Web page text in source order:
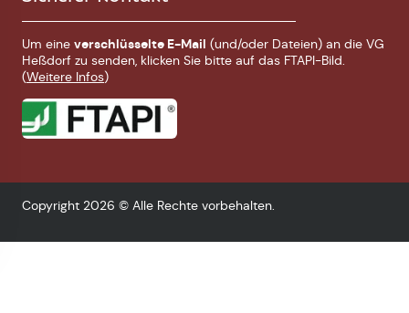
Um eine verschlüsselte E-Mail (und/oder Dateien) an die VG
Heßdorf zu senden, klicken Sie bitte auf das FTAPI-Bild.
(Weitere Infos)
Copyright 2026 © Alle Rechte vorbehalten.